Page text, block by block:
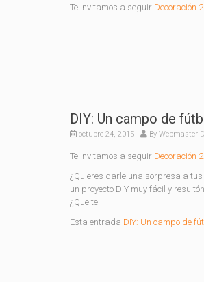
Te invitamos a seguir Decoración
DIY: Un campo de
octubre 24, 2015 By Webmaster
Te invitamos a seguir Decoración
¿Quieres darle una sorpresa a
un proyecto DIY muy fácil y
¿Que te
Esta entrada DIY: Un campo de